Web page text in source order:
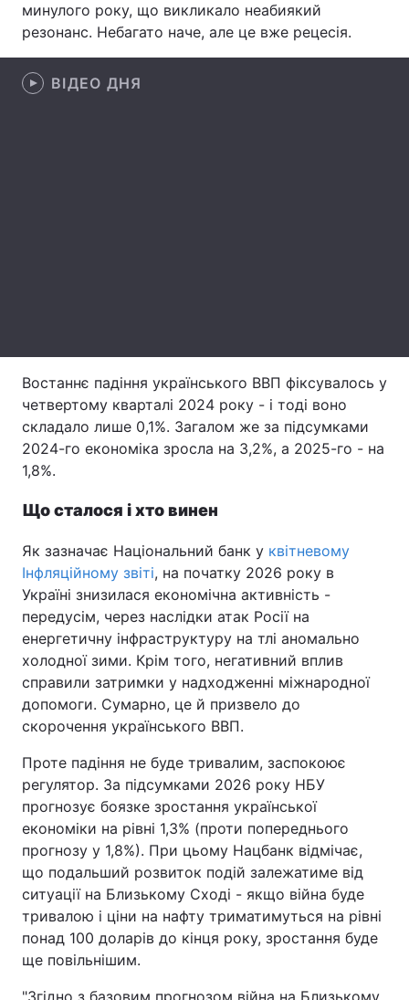
Техно і зв'язок Лайт
Здоров'я
Контакти
Послуги
Тема оформлення
минулого року, що викликало неабиякий
резонанс. Небагато наче, але це вже рецесія.
ВІДЕО ДНЯ
Востаннє падіння українського ВВП фіксувалось у
четвертому кварталі 2024 року - і тоді воно
складало лише 0,1%. Загалом же за підсумками
2024-го економіка зросла на 3,2%, а 2025-го - на
1,8%.
Що сталося і хто винен
Як зазначає Національний банк у квітневому
Інфляційному звіті, на початку 2026 року в
Україні знизилася економічна активність -
передусім, через наслідки атак Росії на
енергетичну інфраструктуру на тлі аномально
холодної зими. Крім того, негативний вплив
справили затримки у надходженні міжнародної
допомоги. Сумарно, це й призвело до
скорочення українського ВВП.
Проте падіння не буде тривалим, заспокоює
регулятор. За підсумками 2026 року НБУ
прогнозує боязке зростання української
економіки на рівні 1,3% (проти попереднього
прогнозу у 1,8%). При цьому Нацбанк відмічає,
що подальший розвиток подій залежатиме від
ситуації на Близькому Сході - якщо війна буде
тривалою і ціни на нафту триматимуться на рівні
понад 100 доларів до кінця року, зростання буде
ще повільнішим.
"Згідно з базовим прогнозом війна на Близькому